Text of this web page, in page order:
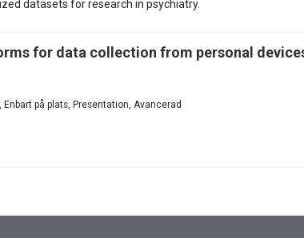
datasets for research in psychiatry.
for data collection from personal
på plats, Presentation, Avancerad